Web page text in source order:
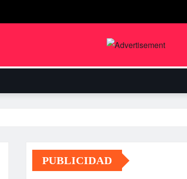
PUBLICIDAD